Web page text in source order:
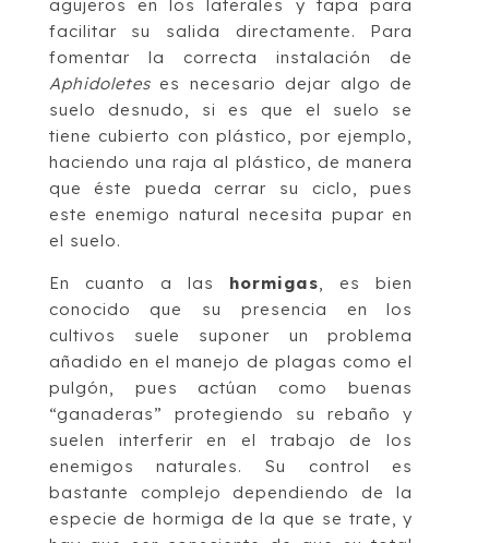
agujeros en los laterales y tapa para
facilitar su salida directamente. Para
fomentar la correcta instalación de
Aphidoleteses necesario dejar algo de
suelo desnudo, si es que el suelo se
tiene cubierto con plástico, por ejemplo,
haciendo una raja al plástico, de manera
que éste pueda cerrar su ciclo, pues
este enemigo natural necesita pupar en
el suelo.
En cuanto a las hormigas, es bien
conocido que su presencia en los
cultivos suele suponer un problema
añadido en el manejo de plagas como el
pulgón, pues actúan como buenas
“ganaderas” protegiendo su rebaño y
suelen interferir en el trabajo de los
enemigos naturales. Su control es
bastante complejo dependiendo de la
especie de hormiga de la que se trate, y